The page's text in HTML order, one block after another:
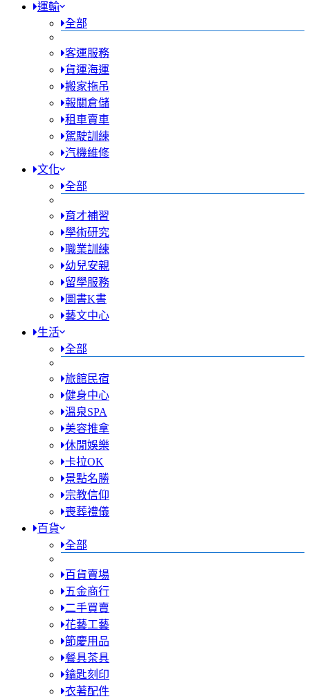
運輸
全部
客運服務
貨運海運
搬家拖吊
報關倉儲
租車賣車
駕駛訓練
汽機維修
文化
全部
育才補習
學術研究
職業訓練
幼兒安親
留學服務
圖書K書
藝文中心
生活
全部
旅館民宿
健身中心
溫泉SPA
美容推拿
休閒娛樂
卡拉OK
景點名勝
宗教信仰
喪葬禮儀
百貨
全部
百貨賣場
五金商行
二手買賣
花藝工藝
節慶用品
餐具茶具
鑰匙刻印
衣著配件